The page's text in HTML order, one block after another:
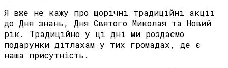
Я вже не кажу про щорічні традиційні акції
до Дня знань, Дня Святого Миколая та Новий
рік. Традиційно у ці дні ми роздаємо
подарунки дітлахам у тих громадах, де є
наша присутність.